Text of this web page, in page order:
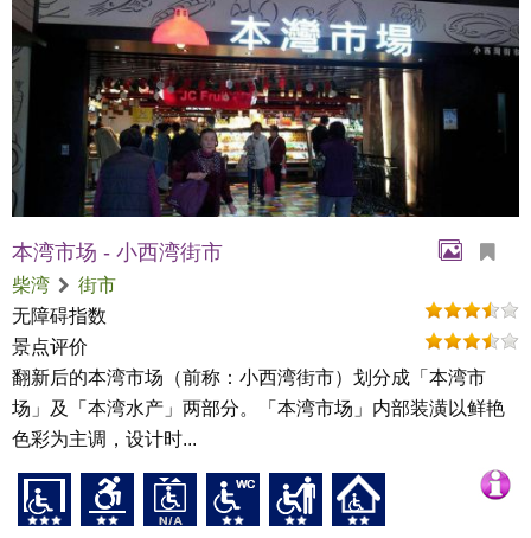
本湾市场 - 小西湾街市
柴湾
街市
无障碍指数
景点评价
翻新后的本湾市场（前称：小西湾街市）划分成「本湾市
场」及「本湾水产」两部分。「本湾市场」内部装潢以鲜艳
色彩为主调，设计时...